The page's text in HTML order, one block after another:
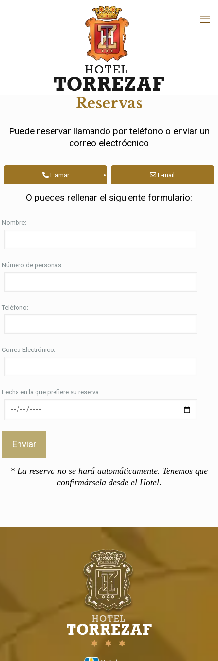
Reservas
Puede reservar llamando por teléfono o enviar un
correo electrócnico
Llamar E-mail
O puedes rellenar el siguiente formulario:
Nombre:
Número de personas:
Teléfono:
Correo Electrónico:
Fecha en la que prefiere su reserva:
* La reserva no se hará automáticamente. Tenemos que
confirmársela desde el Hotel.